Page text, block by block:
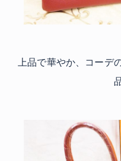
上品で華やか、コーデ